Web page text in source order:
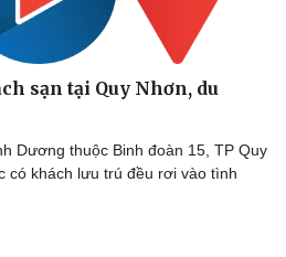
Công nghệ
Tin Công nghệ
Trải nghiệm
sạn tại Quy Nhơn, du
Dương thuộc Binh đoàn 15, TP Quy
có khách lưu trú đều rơi vào tình